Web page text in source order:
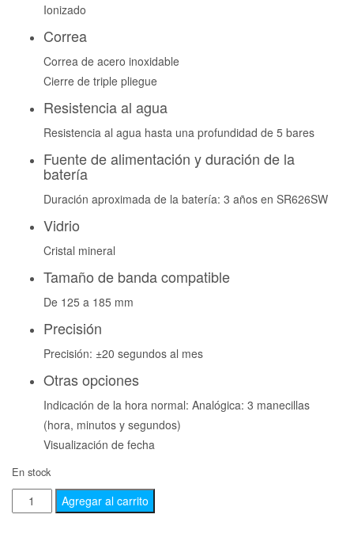
Ionizado
Correa
Correa de acero inoxidable
Cierre de triple pliegue
Resistencia al agua
Resistencia al agua hasta una profundidad de 5 bares
Fuente de alimentación y duración de la
batería
Duración aproximada de la batería: 3 años en SR626SW
Vidrio
Cristal mineral
Tamaño de banda compatible
De 125 a 185 mm
Precisión
Precisión: ±20 segundos al mes
Otras opciones
Indicación de la hora normal: Analógica: 3 manecillas
(hora, minutos y segundos)
Visualización de fecha
En stock
Agregar al carrito